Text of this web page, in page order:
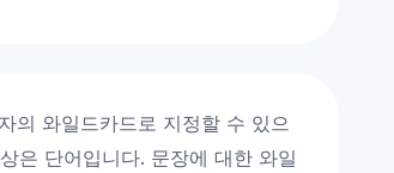
의 와일드카드로 지정할 수 있으
은 단어입니다. 문장에 대한 와일